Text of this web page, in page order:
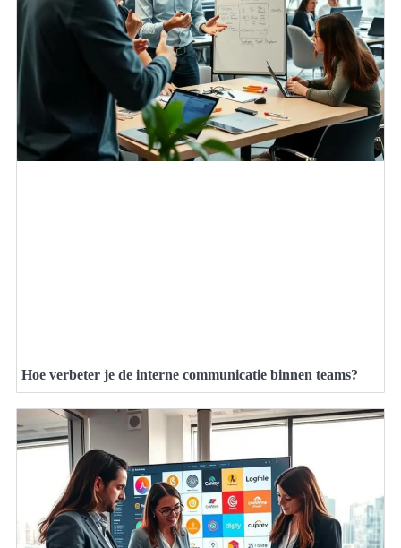
Hoe verbeter je de interne communicatie binnen teams?